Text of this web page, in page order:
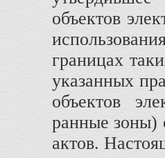
объектов
границах
указанных
объек­тов
ранные зоны)
актов.